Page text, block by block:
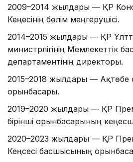
2009–2014 жылдары — ҚР
Кеңесінің бөлім меңгерушісі.
2014–2015 жылдары — ҚР
министрлігінің Мемлекеттік
департаментінің директоры.
2015–2018 жылдары — Ақтөбе
орынбасары.
2019–2020 жылдары — ҚР
бірінші орынбасарының
2020–2023 жылдары — ҚР
Кеңсесі басшысының